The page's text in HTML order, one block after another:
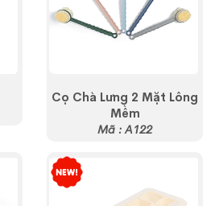
Cọ Chà Lưng 2 Mặt Lông
Mềm
Mã : A122